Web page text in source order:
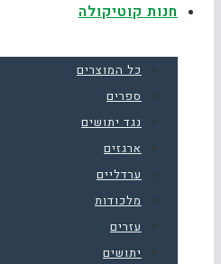
חנות קוטיקולה
כל המוצרים
ספרים
נגד יתושים
ארגזים
ערדליים
מלכודות
עזרים
יתושים